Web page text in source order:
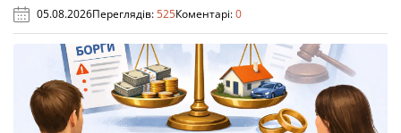
05.08.2026Переглядів:525Коментарі:0